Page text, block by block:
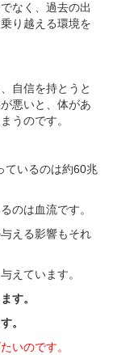
なく、過去の出
り越える環境を
自信を持とうと
悪いと、体があ
うのです。
ているのは約60兆
のは血流です。
える影響もそれ
えています。
す。
。
いのです。